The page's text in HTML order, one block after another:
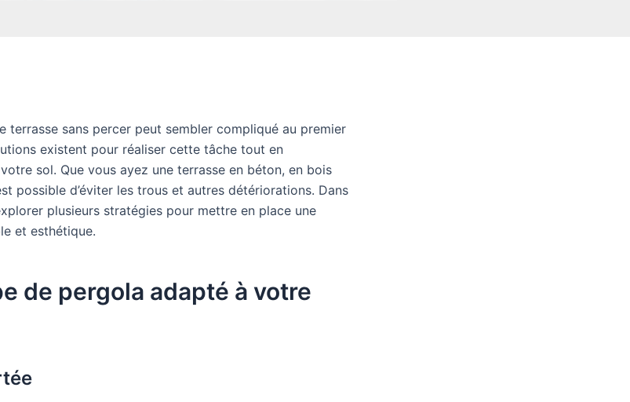
terrasse sans percer peut sembler compliqué au premier
existent pour réaliser cette tâche tout en
sol. Que vous ayez une terrasse en béton, en bois
possible d’éviter les trous et autres détériorations. Dans
plusieurs stratégies pour mettre en place une
et esthétique.
de pergola adapté à votre